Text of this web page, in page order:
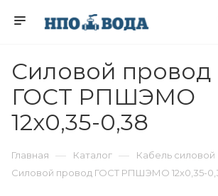
Силовой провод
ГОСТ РПШЭМО
12х0,35-0,38
Главная — Каталог — Кабель силовой
Силовой провод ГОСТ РПШЭМО 12х0,35-